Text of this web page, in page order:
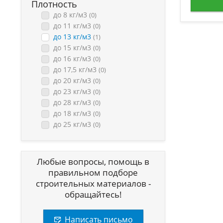
Плотность
до 8 кг/м3 (0)
до 11 кг/м3 (0)
до 13 кг/м3 (1)
до 15 кг/м3 (0)
до 16 кг/м3 (0)
до 17,5 кг/м3 (0)
до 20 кг/м3 (0)
до 23 кг/м3 (0)
до 28 кг/м3 (0)
до 18 кг/м3 (0)
до 25 кг/м3 (0)
Любые вопросы, помощь в
правильном подборе
строительных материалов -
обращайтесь!
Написать письмо